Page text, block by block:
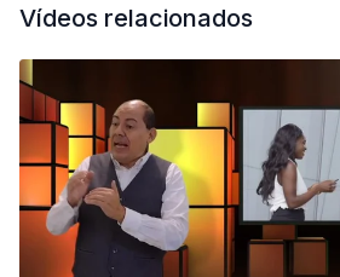
Vídeos relacionados